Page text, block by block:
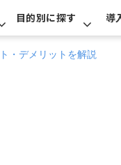
目的別に探す 導
・デメリットを解説